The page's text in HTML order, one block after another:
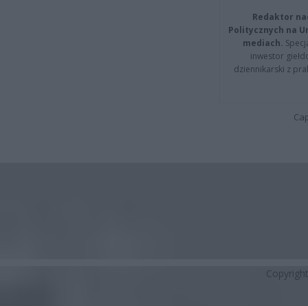
Redaktor
Politycznych na
mediach.
inwestor
dziennikarski z